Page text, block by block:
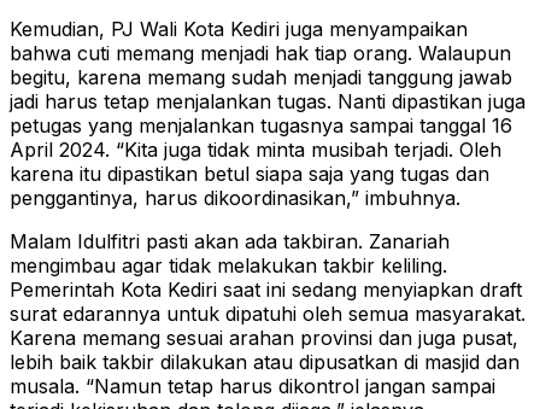
Kemudian, PJ Wali Kota Kediri juga menyampaikan
bahwa cuti memang menjadi hak tiap orang. Walaupun
begitu, karena memang sudah menjadi tanggung jawab
jadi harus tetap menjalankan tugas. Nanti dipastikan juga
petugas yang menjalankan tugasnya sampai tanggal 16
April 2024. “Kita juga tidak minta musibah terjadi. Oleh
karena itu dipastikan betul siapa saja yang tugas dan
penggantinya, harus dikoordinasikan,” imbuhnya.
Malam Idulfitri pasti akan ada takbiran. Zanariah
mengimbau agar tidak melakukan takbir keliling.
Pemerintah Kota Kediri saat ini sedang menyiapkan draft
surat edarannya untuk dipatuhi oleh semua masyarakat.
Karena memang sesuai arahan provinsi dan juga pusat,
lebih baik takbir dilakukan atau dipusatkan di masjid dan
musala. “Namun tetap harus dikontrol jangan sampai